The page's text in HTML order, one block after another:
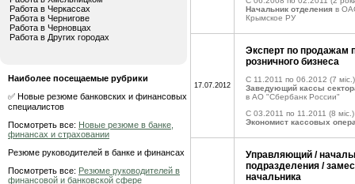
Работа в Черкассах
Работа в Чернигове
Работа в Черновцах
Работа в Других городах
Наиболее посещаемые рубрики
✅ Новые резюме банковских и финансовых
специалистов
Посмотреть все: Новые резюме в банке,
финансах и страховании
Резюме руководителей в банке и финансах
Посмотреть все: Резюме руководителей в
финансовой и банковской сфере
Начальник отделения в
Крымское РУ
17.07.2012
Эксперт по продажам
розничного бизнеса
C 11.2011 по 06.2012 (7 міс.)
Заведующий кассы
в АО "Сбербанк России"
C 03.2011 по 11.2011 (8 міс.)
Экономист кассовых
Управляющий /
подразделения /
начальника